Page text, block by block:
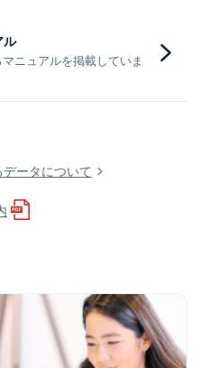
ル
ニュアルを掲載していま
ータについて